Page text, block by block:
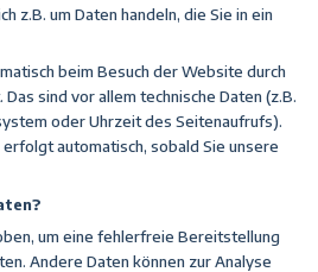
z.B. um Daten handeln, die Sie in ein
beim Besuch der Website durch
sind vor allem technische Daten (z.B.
oder Uhrzeit des Seitenaufrufs).
automatisch, sobald Sie unsere
um eine fehlerfreie Bereitstellung
Andere Daten können zur Analyse